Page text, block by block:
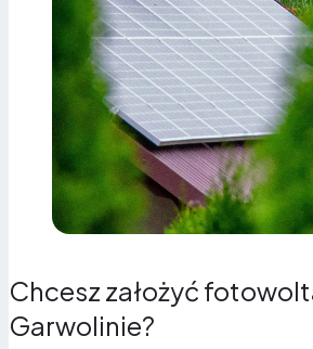
Chcesz założyć
Garwolinie?